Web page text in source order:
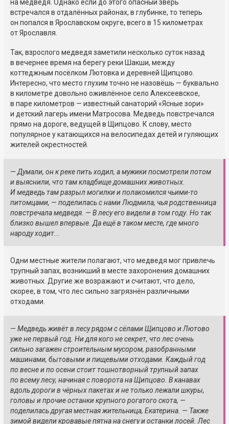
на медведя. Однако если до этого опасный зверь
встречался в отдалённых районах, в глубинке, то теперь
он попался в Ярославском округе, всего в 15 километрах
от Ярославля.
Так, взрослого медведя заметили несколько суток назад
в вечернее время на берегу реки Шакши, между
коттеджным посёлком Лютовка и деревней Щипцово.
Интересно, что место глухим точно не назовёшь — буквально
в километре довольно оживлённое село Алексеевское,
в паре километров — известный санаторий «Ясные зори»
и детский лагерь имени Матросова. Медведь повстречался
прямо на дороге, ведущей в Щипцово. К слову, место
популярное у катающихся на велосипедах детей и гуляющих
жителей окрестностей.
— Думали, он к реке пить ходил, а мужики посмотрели потом
и выяснили, что там кладбище домашних животных.
И медведь там разрыл могилки и полакомился чьими-то
питомцами, — поделилась с нами Людмила, чья родственница
повстречала медведя. — В лесу его видели в том году. Но так
близко вышел впервые. Да ещё в таком месте, где много
народу ходит...
Одни местные жители полагают, что медведя мог привлечь
трупный запах, возникший в месте захоронения домашних
животных. Другие же возражают и считают, что дело,
скорее, в том, что лес сильно загрязнён различными
отходами.
— Медведь живёт в лесу рядом с сёлами Щипцово и Лютово
уже не первый год. Ни для кого не секрет, что лес очень
сильно загажен строительным мусором, разобранными
машинами, бытовыми и пищевыми отходами. Каждый год
по весне и по осени стоит тошнотворный трупный запах
по всему лесу, начиная с поворота на Щипцово. В канавах
вдоль дороги в чёрных пакетах и не только лежали шкуры,
головы и прочие останки крупного рогатого скота, —
поделилась другая местная жительница, Екатерина. — Также
зимой видели кровавые пятна на снегу и останки лосей. Лес